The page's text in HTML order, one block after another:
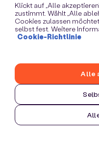
Klickt auf „Alle
zustimmt. Wählt „Alle
Cookies zulassen
selbst fest. Weitere
Cookie-Richtlinie
Alle